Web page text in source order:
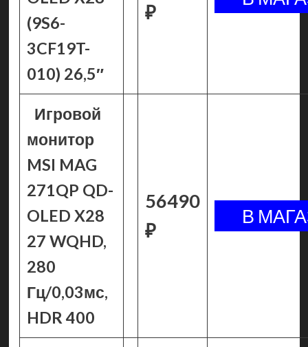
(9S6-
3CF19T-
010) 26,5″
₽
Игровой
монитор
MSI MAG
271QP QD-
OLED X28
27 WQHD,
280
Гц/0,03мс,
HDR 400
56490
₽